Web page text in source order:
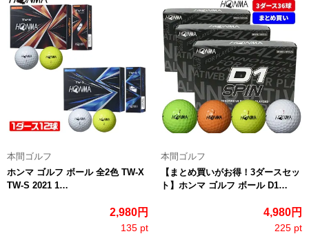
本間ゴルフ
ホンマ ゴルフ ボール 全2色 TW-X
TW-S 2021 1…
2,980円
135 pt
本間ゴルフ
【まとめ買いがお得！3ダースセッ
ト】ホンマ ゴルフ ボール D1…
4,980円
225 pt